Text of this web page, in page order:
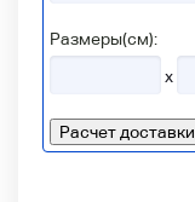
Размеры(см):
x
Расчет доставки